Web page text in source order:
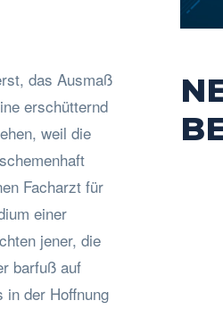
das Ausmaß
erschütternd
weil die
Facharzt für
einer
jener, die
barfuß auf
in der Hoffnung